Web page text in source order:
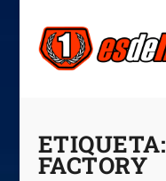
ETIQUETA:
FACTORY